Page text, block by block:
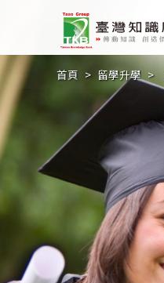
首頁 > 留學升學 >